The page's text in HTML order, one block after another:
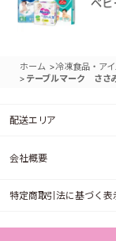
ホーム >冷凍食品・アイ
> テーブルマーク ささ
配送エリア
会社概要
特定商取引法に基づく表